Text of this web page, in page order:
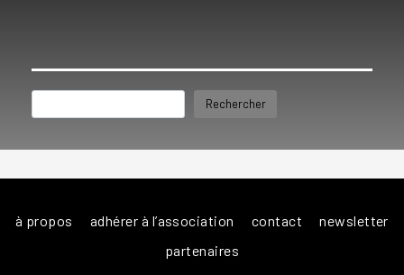
Rechercher
à propos adhérer à l’association contact
newsletter
partenaires